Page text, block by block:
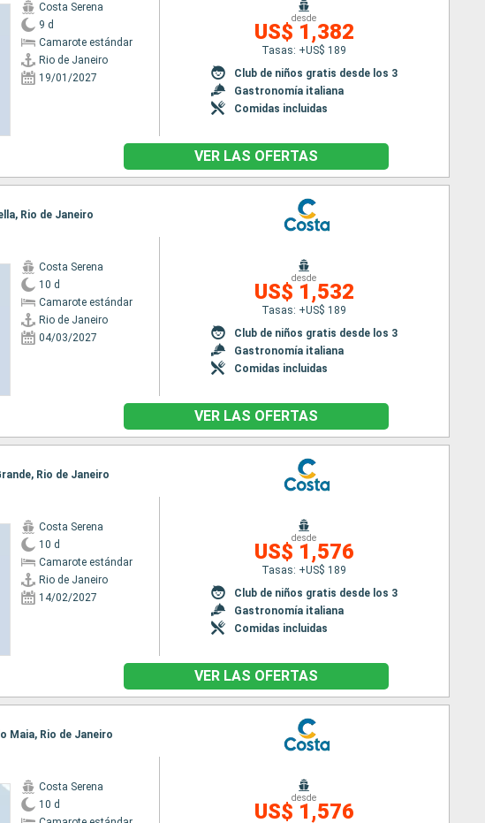
Costa Serena
9 d
Camarote estándar
Rio de Janeiro
19/01/2027
desde
US$ 1,382
Tasas: +US$ 189
Club de niños gratis desde los 3
Gastronomía italiana
Comidas incluidas
VER LAS OFERTAS
Rio de Janeiro
Costa Serena
10 d
Camarote estándar
Rio de Janeiro
04/03/2027
desde
US$ 1,532
Tasas: +US$ 189
Club de niños gratis desde los 3
Gastronomía italiana
Comidas incluidas
VER LAS OFERTAS
Rio de Janeiro
Costa Serena
10 d
Camarote estándar
Rio de Janeiro
14/02/2027
desde
US$ 1,576
Tasas: +US$ 189
Club de niños gratis desde los 3
Gastronomía italiana
Comidas incluidas
VER LAS OFERTAS
Maia, Rio de Janeiro
Costa Serena
10 d
desde
US$ 1,576